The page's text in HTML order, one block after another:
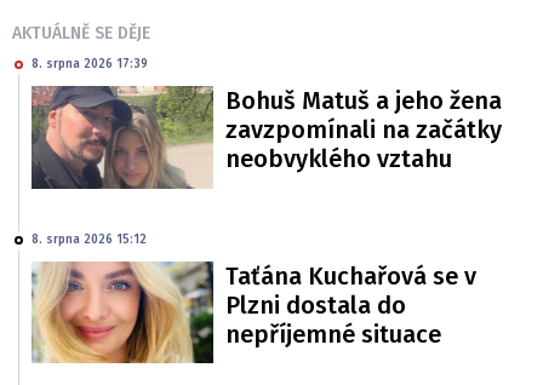
AKTUÁLNĚ SE DĚJE
8. srpna 2026 17:39
Bohuš Matuš a jeho žena
zavzpomínali na začátky
neobvyklého vztahu
8. srpna 2026 15:12
Taťána Kuchařová se v
Plzni dostala do
nepříjemné situace